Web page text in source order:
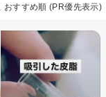
おすすめ順 (PR優先表示)